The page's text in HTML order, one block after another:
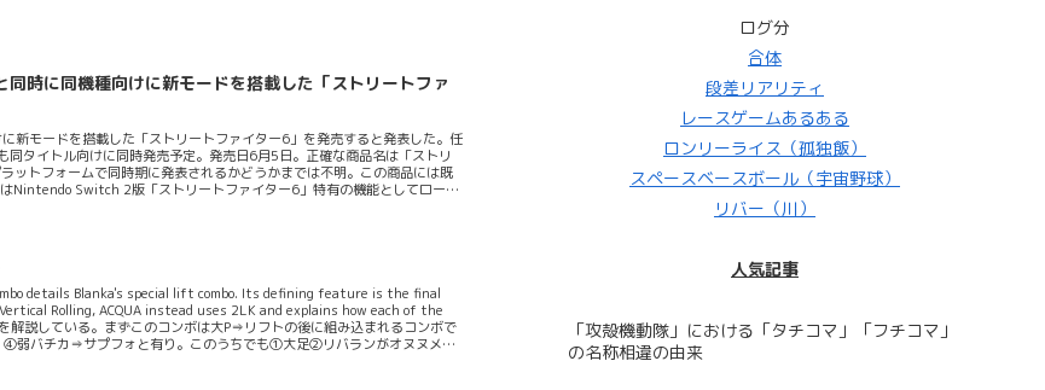
時に同機種向けに新モードを搭載した「ストリートファ
モードを搭載した「ストリートファイター6」を発売すると発表した。任
タイトル向けに同時発売予定。発売日6月5日。正確な商品名は「ストリ
トフォームで同時期に発表されるかどうかまでは不明。この商品には既
Nintendo Switch 2版「ストリートファイター6」特有の機能としてローカ
details Blanka's special lift combo. Its defining feature is the final
Rolling, ACQUA instead uses 2LK and explains how each of the
説している。まずこのコンボは大P⇒リフトの後に組み込まれるコンボで
バチカ⇒サプフォと有り。このうちでも①大足②リバランがオヌヌメで
ログ分
合体
段差リアリティ
レースゲームあるある
ロンリーライス（孤独飯）
スペースベースボール（宇宙野球）
リバー（川）
人気記事
「攻殻機動隊」における「タチコマ」「フチコマ」
の名称相違の由来